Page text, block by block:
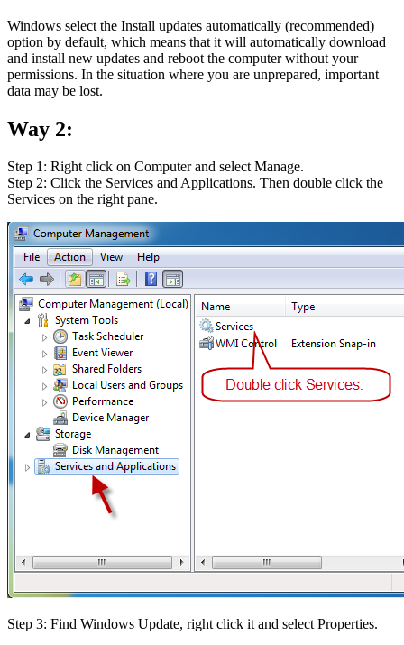
Windows select the Install updates automatically (recommended)
option by default, which means that it will automatically download
and install new updates and reboot the computer without your
permissions. In the situation where you are unprepared, important
data may be lost.
Way 2:
Step 1: Right click on Computer and select Manage.
Step 2: Click the Services and Applications. Then double click the
Services on the right pane.
Step 3: Find Windows Update, right click it and select Properties.